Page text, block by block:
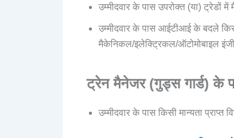
उम्मीदवार के पास उपरोक्त (या) ट्रेडों
उम्मीदवार के पास आईटीआई के बदले
मैकेनिकल/इलेक्ट्रिकल/ऑटोमोबाइल
ट्रेन मैनेजर (गुड्स गार्ड) के
उम्मीदवार के पास किसी मान्यता प्राप्त